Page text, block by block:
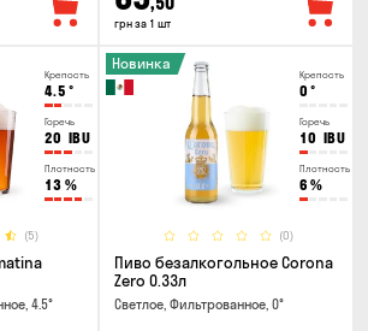
грн за 1 шт
Крепость
4.5 °
Горечь
20 IBU
Плотность
13 %
(5)
4.5°
Крепость
0 °
Горечь
10 IBU
Плотность
6 %
(0)
Новинка
Пиво безалкогольное Corona
Zero 0.33л
Светлое, Фильтрованное, 0°